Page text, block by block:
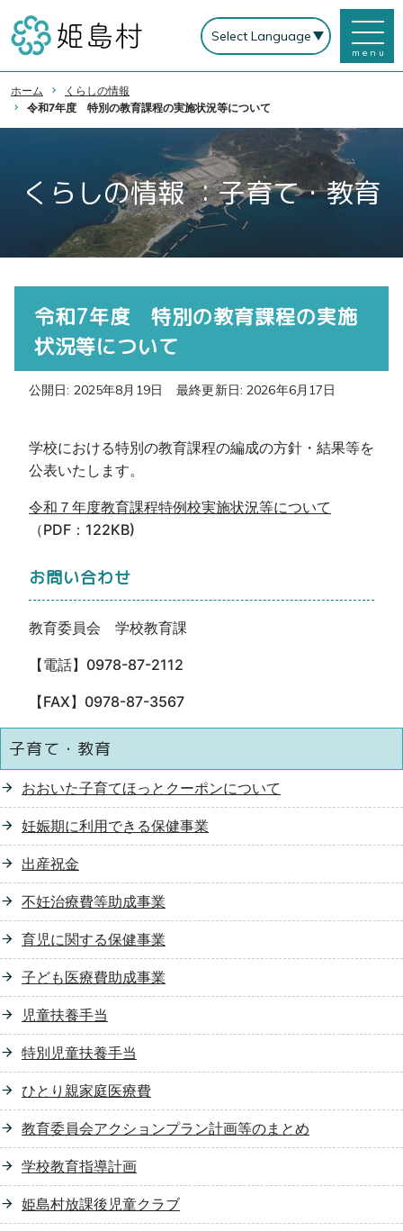
menu
ホーム
くらしの情報
令和7年度 特別の教育課程の実施状況等について
くらしの情報 ：子育て・教育
令和7年度 特別の教育課程の実施
状況等について
公開日: 2025年8月19日 最終更新日: 2026年6月17日
学校における特別の教育課程の編成の方針・結果等を
公表いたします。
令和７年度教育課程特例校実施状況等について
（PDF：122KB)
お問い合わせ
教育委員会 学校教育課
【電話】0978-87-2112
【FAX】0978-87-3567
子育て・教育
おおいた子育てほっとクーポンについて
妊娠期に利用できる保健事業
出産祝金
不妊治療費等助成事業
育児に関する保健事業
子ども医療費助成事業
児童扶養手当
特別児童扶養手当
ひとり親家庭医療費
教育委員会アクションプラン計画等のまとめ
学校教育指導計画
姫島村放課後児童クラブ